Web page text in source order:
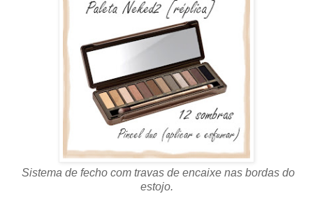
Sistema de fecho com travas de encaixe nas bordas do
estojo.